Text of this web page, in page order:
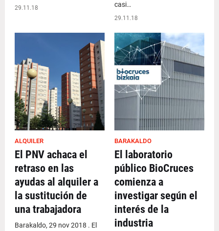
29.11.18
casi…
29.11.18
ALQUILER
El PNV achaca el
retraso en las
ayudas al alquiler a
la sustitución de
una trabajadora
Barakaldo, 29 nov 2018 . El
BARAKALDO
El laboratorio
público BioCruces
comienza a
investigar según el
interés de la
industria